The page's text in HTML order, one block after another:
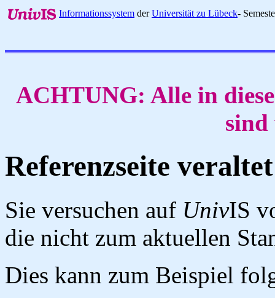
Informationssystem derUniversität zu Lübeck-
ACHTUNG: Alle in
Referenzseite veraltet
Sie versuchen auf UnivIS
die nicht zum aktuellen
Dies kann zum Beispiel